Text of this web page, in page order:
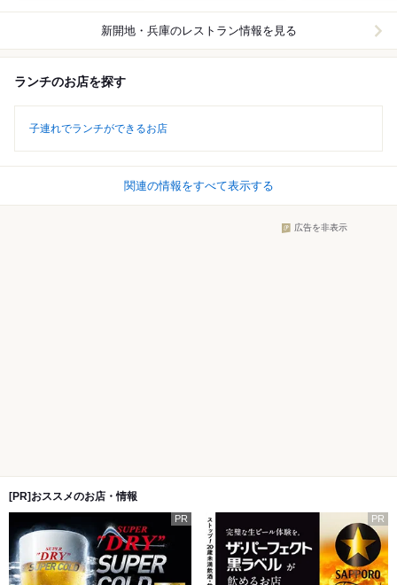
新開地・兵庫のレストラン情報を見る
ランチのお店を探す
子連れでランチができるお店
関連の情報をすべて表示する
広告を非表示
[PR]おススメのお店・情報
PR PR